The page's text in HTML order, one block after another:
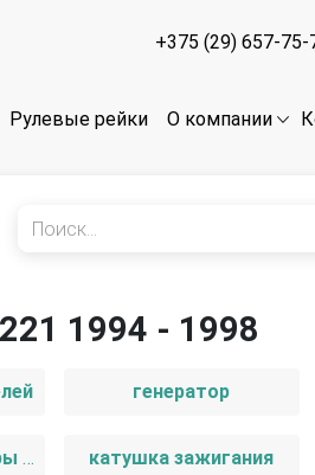
+375 (29) 657-75-
Рулевые рейки О компании
1994 - 1998
генератор
датчик температуры во впускном коллекторе катушка зажигания